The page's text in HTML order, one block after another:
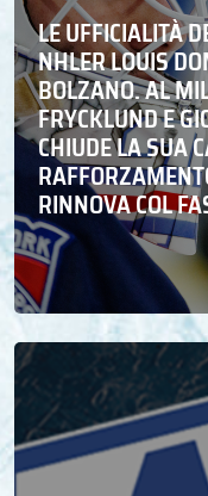
LE UFFICIALITÀ
NHLER LOUIS
BOLZANO. AL
FRYCKLUND E
CHIUDE LA SUA
RINNOVA COL